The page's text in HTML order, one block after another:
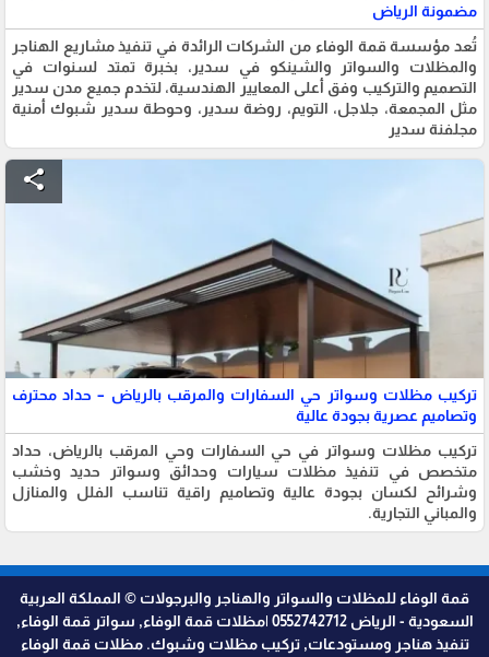
مضمونة الرياض
تُعد مؤسسة قمة الوفاء من الشركات الرائدة في تنفيذ مشاريع الهناجر
والمظلات والسواتر والشينكو في سدير، بخبرة تمتد لسنوات في
التصميم والتركيب وفق أعلى المعايير الهندسية، لتخدم جميع مدن سدير
مثل المجمعة، جلاجل، التويم، روضة سدير، وحوطة سدير شبوك أمنية
مجلفنة سدير
share
تركيب مظلات وسواتر حي السفارات والمرقب بالرياض – حداد محترف
وتصاميم عصرية بجودة عالية
تركيب مظلات وسواتر في حي السفارات وحي المرقب بالرياض، حداد
متخصص في تنفيذ مظلات سيارات وحدائق وسواتر حديد وخشب
وشرائح لكسان بجودة عالية وتصاميم راقية تناسب الفلل والمنازل
والمباني التجارية.
قمة الوفاء للمظلات والسواتر والهناجر والبرجولات © المملكة العربية
السعودية - الرياض 0552742712 |مظلات قمة الوفاء, سواتر قمة الوفاء,
تنفيذ هناجر ومستودعات, تركيب مظلات وشبوك. مظلات قمة الوفاء